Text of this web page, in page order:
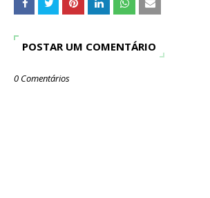
POSTAR UM COMENTÁRIO
0 Comentários